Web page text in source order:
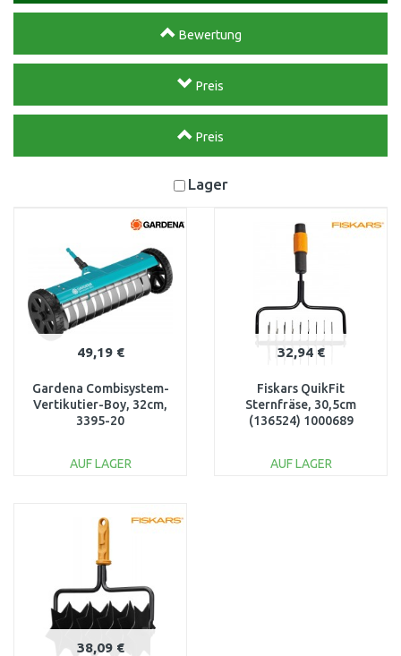
Bewertung
Preis
Preis
Lager
49,19 €
Gardena Combisystem-
Vertikutier-Boy, 32cm,
3395-20
AUF LAGER
Vergleichen
32,94 €
Fiskars QuikFit
Sternfräse, 30,5cm
(136524) 1000689
AUF LAGER
38,09 €